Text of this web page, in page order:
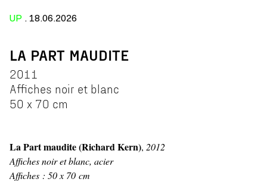
UP . 18.06.2026
LA PART MAUDITE
2011
Affiches noir et blanc
50 x 70 cm
La Part maudite (Richard Kern), 2012
Affiches noir et blanc, acier
Affiches : 50 x 70 cm